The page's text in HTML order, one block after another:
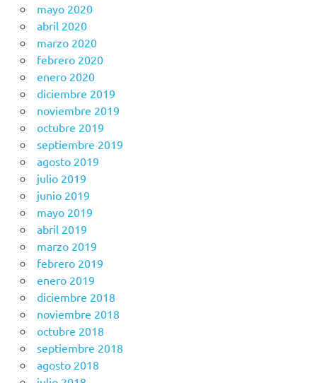
mayo 2020
abril 2020
marzo 2020
febrero 2020
enero 2020
diciembre 2019
noviembre 2019
octubre 2019
septiembre 2019
agosto 2019
julio 2019
junio 2019
mayo 2019
abril 2019
marzo 2019
febrero 2019
enero 2019
diciembre 2018
noviembre 2018
octubre 2018
septiembre 2018
agosto 2018